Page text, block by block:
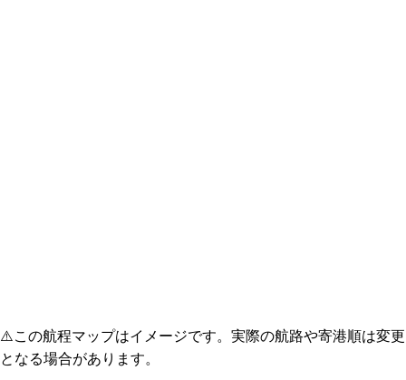
⚠️この航程マップはイメージです。実際の航路や寄港順は変更
となる場合があります。